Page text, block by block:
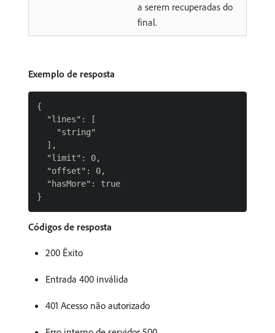
a serem recuperadas do
final.
Exemplo de resposta
{
  "lines": [
    "string"
  ],
  "limit": 0,
  "offset": 0,
  "hasMore": true
Códigos de resposta
200 Êxito
Entrada 400 inválida
401 Acesso não autorizado